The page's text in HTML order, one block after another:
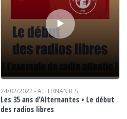
24/02/2022 -ALTERNANTES
Les 35 ans d’Alternantes • Le début
des radios libres